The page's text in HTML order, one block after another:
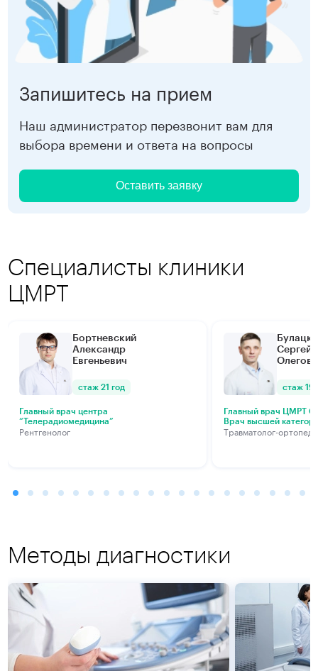
Запишитесь на прием
Наш администратор перезвонит вам для
выбора времени и ответа на вопросы
Оставить заявку
Специалисты клиники
ЦМРТ
Бортневский
Александр
Евгеньевич
стаж 21 год
Главный врач центра
“Телерадиомедицина”
Рентгенолог
Сергей
стаж 19
Главный врач ЦМРТ
Врач высшей
Травматолог-ортопед
Методы диагностики